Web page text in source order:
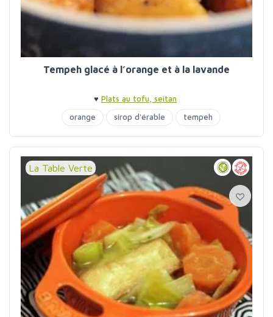
Tempeh glacé à l’orange et à la lavande
♥ Plats au tofu, seitan
orange
sirop d'érable tempeh
La Table Verte